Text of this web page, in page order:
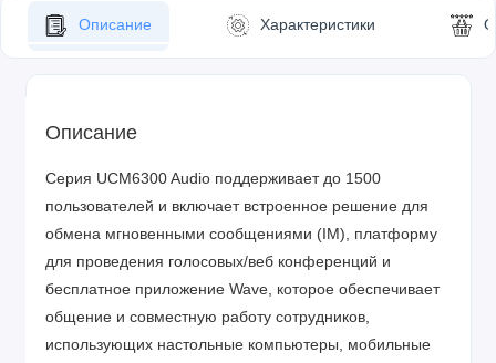
Описание Характеристики
Описание
Серия UCM6300 Audio поддерживает до 1500
пользователей и включает встроенное решение для
обмена мгновенными сообщениями (IM), платформу
для проведения голосовых/веб конференций и
бесплатное приложение Wave, которое обеспечивает
общение и совместную работу сотрудников,
использующих настольные компьютеры, мобильные